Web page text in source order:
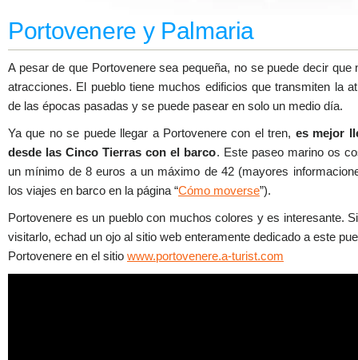
Portovenere y Palmaria
A pesar de que Portovenere sea pequeña, no se puede decir que
atracciones. El pueblo tiene muchos edificios que transmiten la
de las épocas pasadas y se puede pasear en solo un medio día.
Ya que no se puede llegar a Portovenere con el tren, es mejor
desde las Cinco Tierras con el barco. Este paseo marino os
un mínimo de 8 euros a un máximo de 42 (mayores
los viajes en barco en la página “Cómo moverse”).
Portovenere es un pueblo con muchos colores y es interesante.
visitarlo, echad un ojo al sitio web enteramente dedicado a este
Portovenere en el sitio www.portovenere.a-turist.com